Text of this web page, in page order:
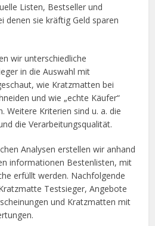
Listen, Bestseller und
denen sie kräftig Geld sparen
wir unterschiedliche
in die Auswahl mit
wie Kratzmatten bei
und wie „echte Käufer“
Weitere Kriterien sind u. a. die
die Verarbeitungsqualität.
Analysen erstellen wir anhand
informationen Bestenlisten, mit
erfüllt werden. Nachfolgende
Testsieger, Angebote
und Kratzmatten mit